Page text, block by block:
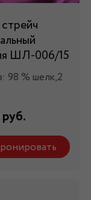
ШЛ-006/15
98 % шелк,2